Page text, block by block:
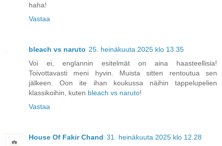
haha!
Vastaa
bleach vs naruto 25. heinäkuuta 2025 klo 13.35
Voi ei, englannin esitelmät on aina haasteellisia!
Toivottavasti meni hyvin. Muista sitten rentoutua sen
jälkeen. Oon ite ihan koukussa näihin tappelupelien
klassikoihin, kuten bleach vs naruto!
Vastaa
House Of Fakir Chand 31. heinäkuuta 2025 klo 12.28